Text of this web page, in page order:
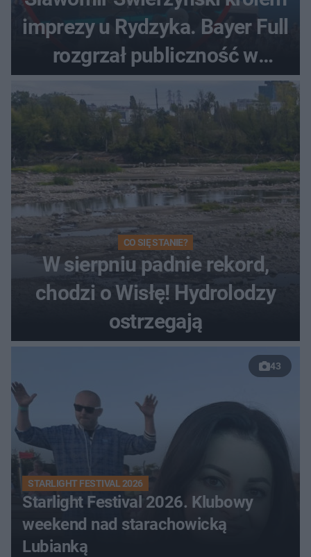
imprezy u Rydzyka. Bayer Full
rozgrzał publiczność w
Toruniu
CO SIĘ STANIE?
W sierpniu padnie rekord,
chodzi o Wisłę! Hydrolodzy
ostrzegają
43
STARLIGHT FESTIVAL 2026
Starlight Festival 2026. Klubowy
weekend nad starachowicką
Lubianką